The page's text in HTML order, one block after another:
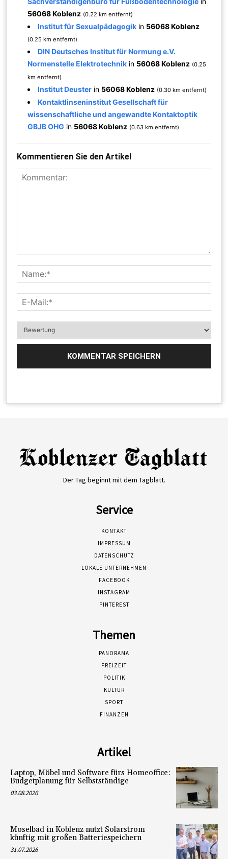
56068 Koblenz (0.22 km entfernt)
Institut für Sexualpädagogik in 56068 Koblenz
(0.25 km entfernt)
DIN Deutsches Institut für Normung e.V.
Normenstelle Elektrotechnik in 56068 Koblenz (0.25
km entfernt)
Institut Deuster in 56068 Koblenz (0.30 km entfernt)
Kontaktlinseninstitut Gesellschaft für
wissenschaftliche und angewandte Kontaktoptik
GBJB OHG in 56068 Koblenz (0.63 km entfernt)
Kommentieren Sie den Artikel
Der Tag beginnt mit dem Tagblatt.
Service
KONTAKT
IMPRESSUM
DATENSCHUTZ
LOKALE UNTERNEHMEN
FACEBOOK
INSTAGRAM
PINTEREST
Themen
PANORAMA
FREIZEIT
POLITIK
KULTUR
SPORT
FINANZEN
Artikel
Laptop, Möbel und Software fürs Homeoffice:
Budgetplanung für Selbstständige
03.08.2026
Moselbad in Koblenz nutzt Solarstrom
künftig mit großen Batteriespeichern
31.07.2026